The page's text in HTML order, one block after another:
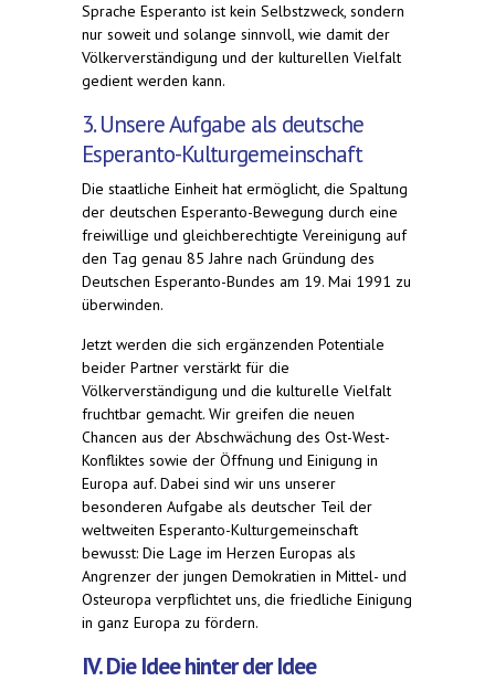
Sprache Esperanto ist kein Selbstzweck, sondern
nur soweit und solange sinnvoll, wie damit der
Völkerverständigung und der kulturellen Vielfalt
gedient werden kann.
3. Unsere Aufgabe als deutsche
Esperanto-Kulturgemeinschaft
Die staatliche Einheit hat ermöglicht, die Spaltung
der deutschen Esperanto-Bewegung durch eine
freiwillige und gleichberechtigte Vereinigung auf
den Tag genau 85 Jahre nach Gründung des
Deutschen Esperanto-Bundes am 19. Mai 1991 zu
überwinden.
Jetzt werden die sich ergänzenden Potentiale
beider Partner verstärkt für die
Völkerverständigung und die kulturelle Vielfalt
fruchtbar gemacht. Wir greifen die neuen
Chancen aus der Abschwächung des Ost-West-
Konfliktes sowie der Öffnung und Einigung in
Europa auf. Dabei sind wir uns unserer
besonderen Aufgabe als deutscher Teil der
weltweiten Esperanto-Kulturgemeinschaft
bewusst: Die Lage im Herzen Europas als
Angrenzer der jungen Demokratien in Mittel- und
Osteuropa verpflichtet uns, die friedliche Einigung
in ganz Europa zu fördern.
IV. Die Idee hinter der Idee